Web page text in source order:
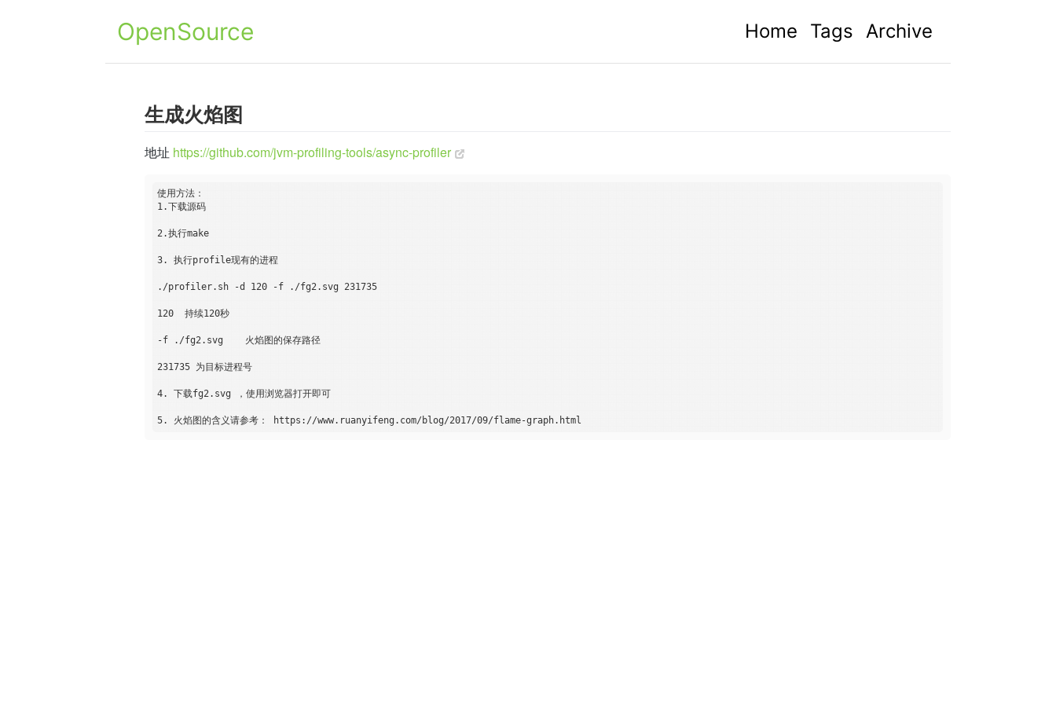
OpenSource Home Tags Archive
生成火焰图
地址 https://github.com/jvm-profiling-tools/async-profiler
使用方法：
1.下载源码
2.执行make
3. 执行profile现有的进程
./profiler.sh -d 120 -f ./fg2.svg 231735
120  持续120秒
-f ./fg2.svg    火焰图的保存路径
231735 为目标进程号
4. 下载fg2.svg ，使用浏览器打开即可